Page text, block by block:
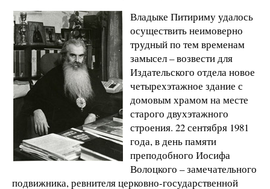
Владыке Питириму удалось
осуществить неимоверно
трудный по тем временам
замысел – возвести для
Издательского отдела новое
четырехэтажное здание с
домовым храмом на месте
старого двухэтажного
строения. 22 сентября 1981
года, в день памяти
преподобного Иосифа
Волоцкого – замечательного
подвижника, ревнителя церковно-государственной